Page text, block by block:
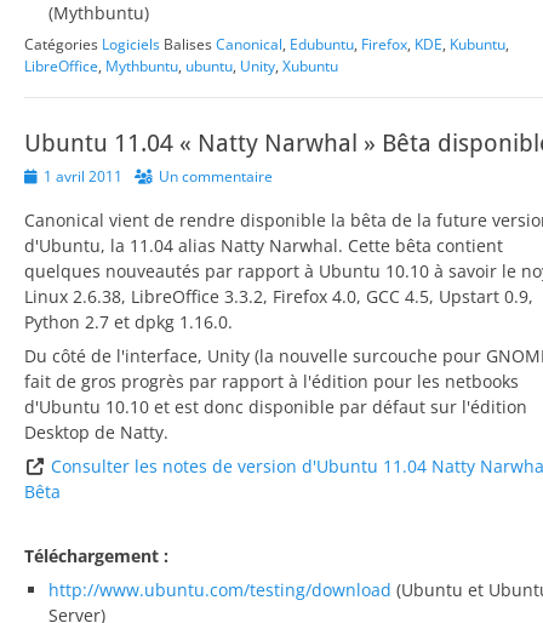
(Mythbuntu)
Catégories Logiciels BalisesCanonical, Edubuntu, Firefox, KDE, Kubuntu,
LibreOffice, Mythbuntu, ubuntu, Unity, Xubuntu
Ubuntu 11.04 « Natty Narwhal » Bêta
Posted1 avril 2011 Un commentaire
Canonical vient de rendre disponible la bêta de la future
d'Ubuntu, la 11.04 alias Natty Narwhal. Cette bêta contient
quelques nouveautés par rapport à Ubuntu 10.10 à savoir le
Linux 2.6.38, LibreOffice 3.3.2, Firefox 4.0, GCC 4.5, Upstart 0.9,
Python 2.7 et dpkg 1.16.0.
Du côté de l'interface, Unity (la nouvelle surcouche pour
fait de gros progrès par rapport à l'édition pour les netbooks
d'Ubuntu 10.10 et est donc disponible par défaut sur l'édition
Desktop de Natty.
Consulter les notes de version d'Ubuntu 11.04 Natty
Bêta
Téléchargement :
http://www.ubuntu.com/testing/download (Ubuntu et
Server)